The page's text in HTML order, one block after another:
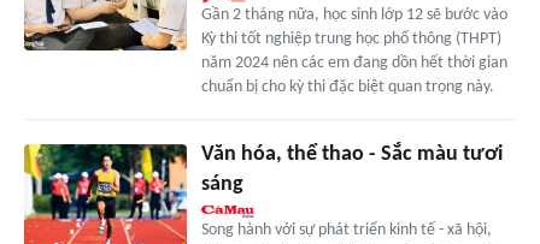
Gần 2 tháng nữa, học sinh lớp 12 sẽ bước vào
Kỳ thi tốt nghiệp trung học phổ thông (THPT)
năm 2024 nên các em đang dồn hết thời gian
chuẩn bị cho kỳ thi đặc biệt quan trọng này.
Văn hóa, thể thao - Sắc màu tươi
sáng
Song hành với sự phát triển kinh tế - xã hội,